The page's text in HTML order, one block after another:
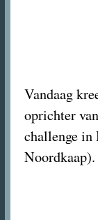
Vandaag
oprichter
challenge in
Noordkaap).